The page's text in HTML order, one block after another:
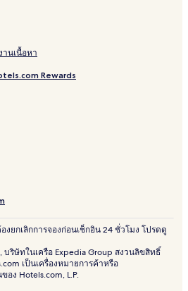
านเนื้อหา
Rewards
ยกเลิกการจองก่อนเช็กอิน 24 ชั่วโมง โปรดดู
บริษัทในเครือ Expedia Group สงวนลิขสิทธิ์
เป็นเครื่องหมายการค้าหรือ
อง Hotels.com, L.P.